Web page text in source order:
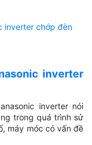
inverter
inverter nói
trong quá trình sử
máy móc có vấn đề